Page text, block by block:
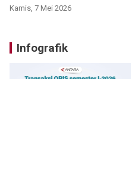
Kamis, 7 Mei 2026
Infografik